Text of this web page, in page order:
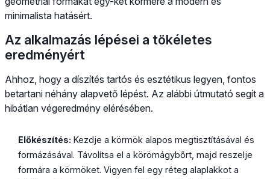
minimalista hatásért.
Az alkalmazás lépései a tökéletes
eredményért
Ahhoz, hogy a díszítés tartós és esztétikus legyen, fontos
betartani néhány alapvető lépést. Az alábbi útmutató segít a
hibátlan végeredmény elérésében.
Előkészítés: Kezdje a körmök alapos megtisztításával és
formázásával. Távolítsa el a körömágybőrt, majd reszelje
formára a körmöket. Vigyen fel egy réteg alaplakkot a